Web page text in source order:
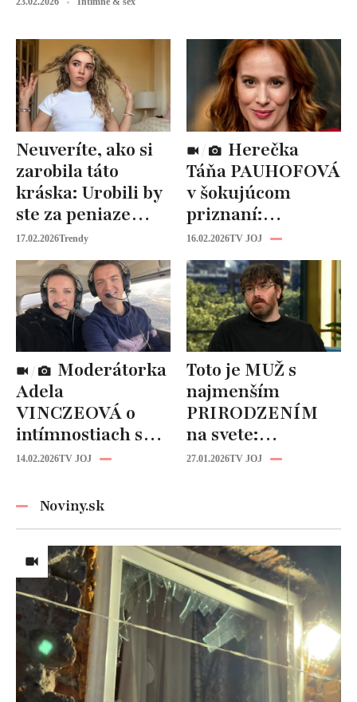
Neuveríte, ako si
zarobila táto
kráska: Urobili by
ste za peniaze
niečo podobné?
17.02.2026Trendy
Táňa PAUHOFOVÁ
v šokujúcom
priznaní:
NEVHODNÉ
návrhy v
šoubiznise!
16.02.2026TV JOJ
Adela
VINCZEOVÁ o
intímnostiach s
manželom:
hrávajú v posteli!
14.02.2026TV JOJ
Toto je MUŽ s
najmenším
PRIRODZENÍM
na svete:
Zriedkavý
27.01.2026TV JOJ
Noviny.sk